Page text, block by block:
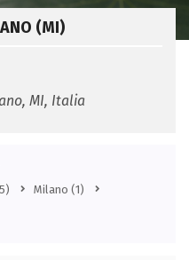
(MI)
MI, Italia
Milano (1)